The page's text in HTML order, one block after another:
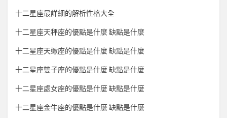
十二星座最詳細的解析性格大全
十二星座天秤座的優點是什麼 缺點是什麼
十二星座天蠍座的優點是什麼 缺點是什麼
十二星座雙子座的優點是什麼 缺點是什麼
十二星座處女座的優點是什麼 缺點是什麼
十二星座金牛座的優點是什麼 缺點是什麼